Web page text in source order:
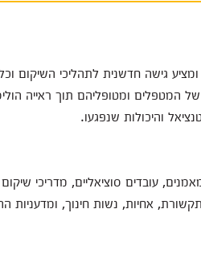
גישה חדשנית לתהליכי השיקום
המטפלים ומטופליהם תוך ראייה
והיכולות שנפגעו.
עובדים סוציאליים, מדריכי שיקום
אחיות, נשות חינוך, ומדעניות